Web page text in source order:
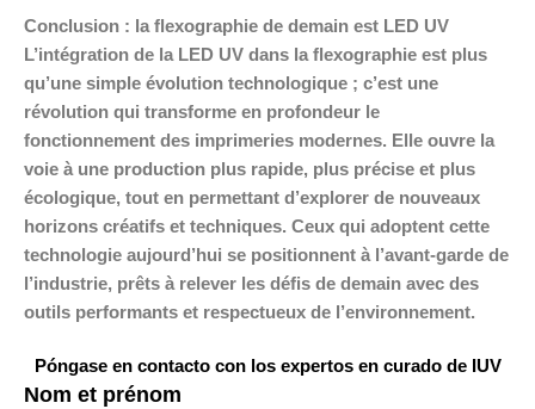
Conclusion : la flexographie de demain est LED UV
L’intégration de la LED UV dans la flexographie est plus
qu’une simple évolution technologique ; c’est une
révolution qui transforme en profondeur le
fonctionnement des imprimeries modernes. Elle ouvre la
voie à une production plus rapide, plus précise et plus
écologique, tout en permettant d’explorer de nouveaux
horizons créatifs et techniques. Ceux qui adoptent cette
technologie aujourd’hui se positionnent à l’avant-garde de
l’industrie, prêts à relever les défis de demain avec des
outils performants et respectueux de l’environnement.
Póngase en contacto con los expertos en curado de IUV
Nom et prénom